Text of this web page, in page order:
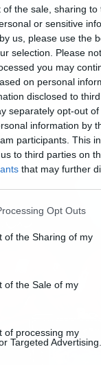
of the sale, sharing
or sensitive
us, please use the
selection. Please
you may
on personal
disclosed to
separately opt-out
information by
participants. This
to third parties on
that may further
app uses one
or usage behaviour.
to Google and its
specified purposes
Opt Outs
of the Sharing of my
of the Sale of my
of processing my
Targeted Advertising.
το νούμερο 26
τα Bitches
που αξίζει να
των
τα
των